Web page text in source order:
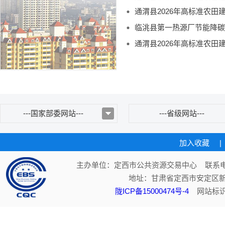
通渭县2026年高标准农田
临洮县第一热源厂节能降
通渭县2026年高标准农田
---国家部委网站--- ---省级网站---
加入收藏 |
主办单位：定西市公共资源交易中心 联系
地址：甘肃省定西市安定
陇ICP备15000474号-4 网站标